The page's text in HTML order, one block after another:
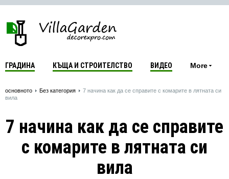
ГРАДИНА КЪЩА И СТРОИТЕЛСТВО ВИДЕО More
основното Без категория
7 начина как да се справите с комарите в лятната си
вила
7 начина как да се справите
с комарите в лятната си
вила